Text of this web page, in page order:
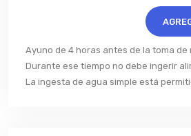
Ayuno de 4 horas antes de la toma de
Durante ese tiempo no debe ingerir
La ingesta de agua simple está